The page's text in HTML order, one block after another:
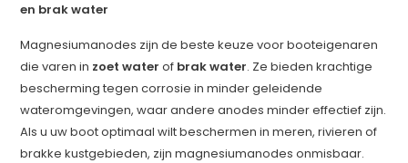
en brak water
Magnesiumanodes zijn de beste keuze voor booteigenaren
die varen in zoet water of brak water. Ze bieden krachtige
bescherming tegen corrosie in minder geleidende
wateromgevingen, waar andere anodes minder effectief zijn.
Als u uw boot optimaal wilt beschermen in meren, rivieren of
brakke kustgebieden, zijn magnesiumanodes onmisbaar.